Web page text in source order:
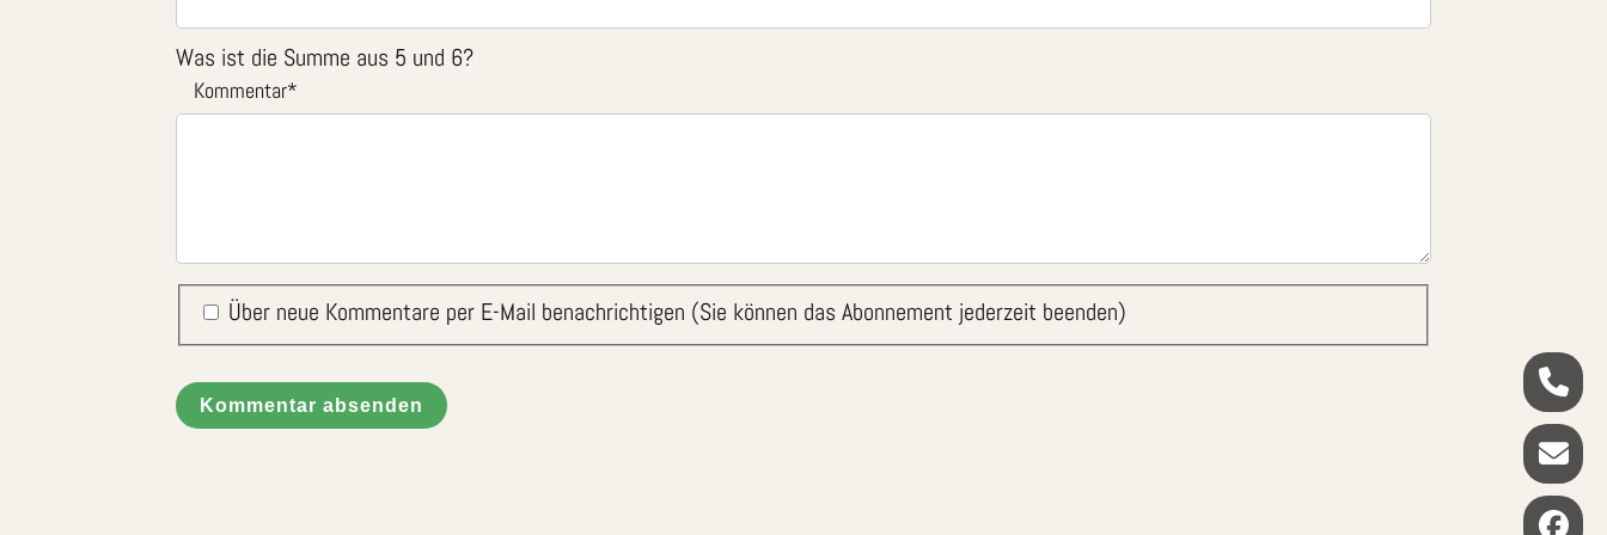
Was ist die Summe aus 5 und 6?
Kommentar*
Über neue Kommentare per E-Mail benachrichtigen (Sie können das Abonnement jederzeit beenden)
Kommentar absenden